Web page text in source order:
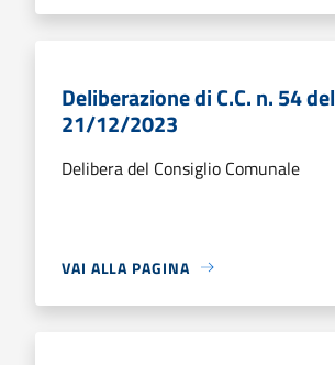
Deliberazione di C.C. n. 54 del
21/12/2023
Delibera del Consiglio Comunale
VAI ALLA PAGINA